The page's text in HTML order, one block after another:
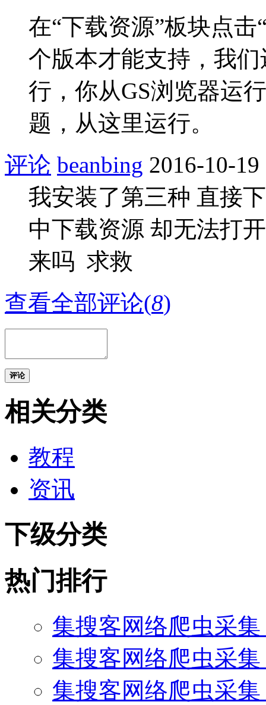
在“下载资源”板块点
个版本才能支持，我
行，你从GS浏览器运
题，从这里运行。
评论 beanbing 2016-10-19
我安装了第三种 直接
中下载资源 却无法打
来吗 求救
查看全部评论(8)
评论
相关分类
教程
资讯
下级分类
热门排行
集搜客网络爬虫采
集搜客网络爬虫采
集搜客网络爬虫采